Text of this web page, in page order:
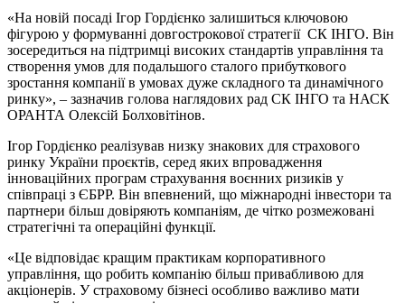
«На новій посаді Ігор Гордієнко залишиться ключовою
фігурою у формуванні довгострокової стратегії СК ІНГО. Він
зосередиться на підтримці високих стандартів управління та
створення умов для подальшого сталого прибуткового
зростання компанії в умовах дуже складного та динамічного
ринку», – зазначив голова наглядових рад СК ІНГО та НАСК
ОРАНТА Олексій Болховітінов.
Ігор Гордієнко реалізував низку знакових для страхового
ринку України проєктів, серед яких впровадження
інноваційних програм страхування воєнних ризиків у
співпраці з ЄБРР. Він впевнений, що міжнародні інвестори та
партнери більш довіряють компаніям, де чітко розмежовані
стратегічні та операційні функції.
«Це відповідає кращим практикам корпоративного
управління, що робить компанію більш привабливою для
акціонерів. У страховому бізнесі особливо важливо мати